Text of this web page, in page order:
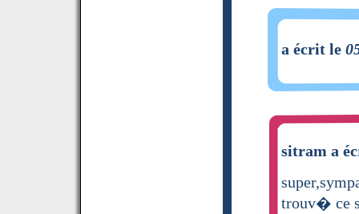
a écrit le
sitram a
trouv� ce